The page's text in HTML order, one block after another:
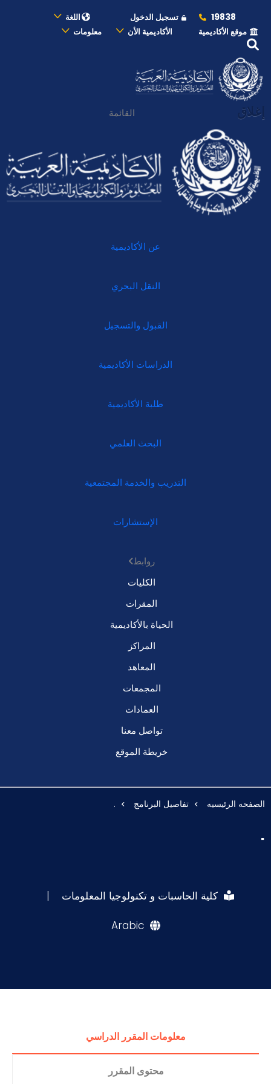
19838 تسجيل الدخول
اللغة
موقع الأكاديمية
الأكاديمية الأن معلومات
إغلاق القائمة
عن الأكاديمية
النقل البحري
القبول والتسجيل
الدراسات الأكاديمية
طلبة الأكاديمية
البحث العلمي
التدريب والخدمة المجتمعية
الإستشارات
روابط
الكليات
المقرات
الحياة بالأكاديمية
المراكز
المعاهد
المجمعات
العمادات
تواصل معنا
خريطة الموقع
الصفحه الرئيسيه تفاصيل البرنامج .
.
كلية الحاسبات و تكنولوجيا المعلومات |
Arabic
معلومات المقرر الدراسي
محتوى المقرر